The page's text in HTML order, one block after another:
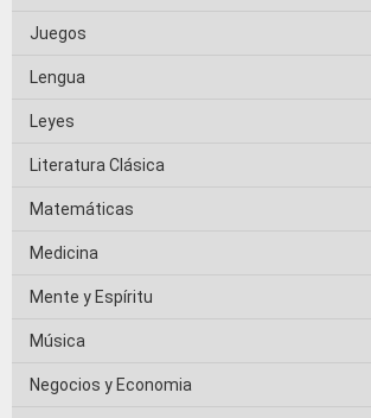
Juegos
Lengua
Leyes
Literatura Clásica
Matemáticas
Medicina
Mente y Espíritu
Música
Negocios y Economia